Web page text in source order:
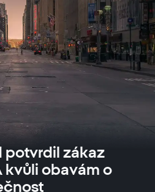
potvrdil zákaz
kvůli obavám o